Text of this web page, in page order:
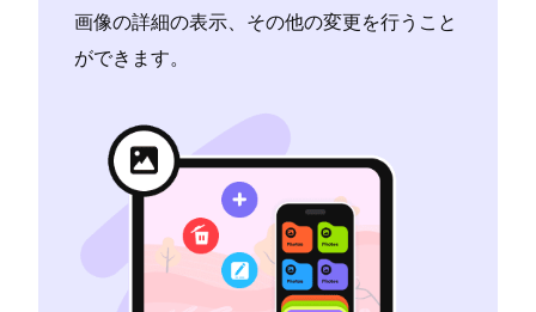
画像の詳細の表示、その他の変更を行うこと
ができます。